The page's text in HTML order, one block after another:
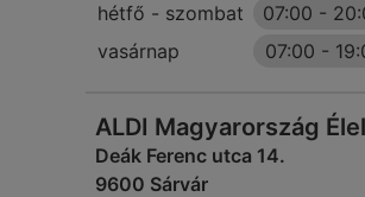
hétfő - szombat
07:00 -
vasárnap
07:00 -
ALDI Magyarország
Deák Ferenc utca 14.
9600 Sárvár